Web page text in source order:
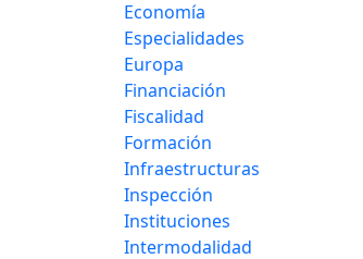
Economía
Especialidades
Europa
Financiación
Fiscalidad
Formación
Infraestructuras
Inspección
Instituciones
Intermodalidad